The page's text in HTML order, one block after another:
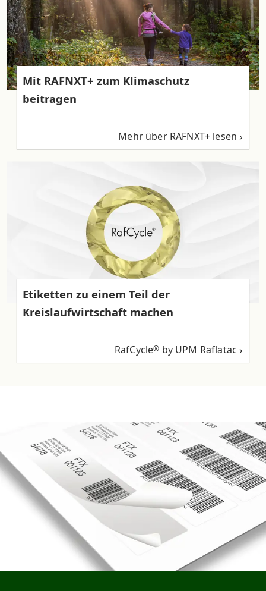
Mit RAFNXT+ zum Klimaschutz
beitragen
Mehr über RAFNXT+ lesen
Etiketten zu einem Teil der
Kreislaufwirtschaft machen
RafCycle® by UPM Raflatac